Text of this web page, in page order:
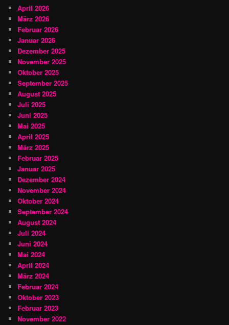
April 2026
März 2026
Februar 2026
Januar 2026
Dezember 2025
November 2025
Oktober 2025
September 2025
August 2025
Juli 2025
Juni 2025
Mai 2025
April 2025
März 2025
Februar 2025
Januar 2025
Dezember 2024
November 2024
Oktober 2024
September 2024
August 2024
Juli 2024
Juni 2024
Mai 2024
April 2024
März 2024
Februar 2024
Oktober 2023
Februar 2023
November 2022